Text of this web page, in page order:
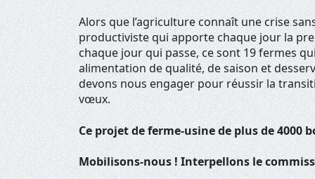
Alors que l’agriculture connaît une crise
productiviste qui apporte chaque jour la
chaque jour qui passe, ce sont 19 fermes
alimentation de qualité, de saison et
devons nous engager pour réussir la
vœux.
Ce projet de ferme-usine de plus de 4000
Mobilisons-nous ! Interpellons le